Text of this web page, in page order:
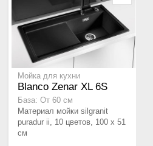
Мойка для кухни
Blanco Zenar XL 6S
База: От 60 см
Материал мойки silgranit
puradur ii, 10 цветов, 100 x 51
см